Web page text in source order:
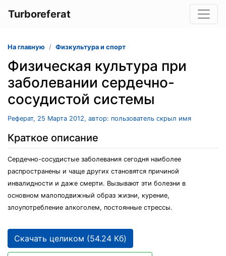
Turboreferat
На главную Физкультура и спорт
Физическая культура при
заболевании сердечно-
сосудистой системы
Реферат, 25 Марта 2012, автор: пользователь скрыл имя
Краткое описание
Сердечно-сосудистые заболевания сегодня наиболее
распространены и чаще других становятся причиной
инвалидности и даже смерти. Вызывают эти болезни в
основном малоподвижный образ жизни, курение,
злоупотребление алкоголем, постоянные стрессы.
Скачать целиком (54.24 Кб)